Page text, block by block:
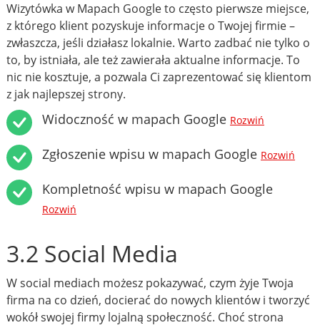
Wizytówka w Mapach Google to często pierwsze miejsce,
z którego klient pozyskuje informacje o Twojej firmie –
zwłaszcza, jeśli działasz lokalnie. Warto zadbać nie tylko o
to, by istniała, ale też zawierała aktualne informacje. To
nic nie kosztuje, a pozwala Ci zaprezentować się klientom
z jak najlepszej strony.
Widoczność w mapach Google Rozwiń
Zgłoszenie wpisu w mapach Google Rozwiń
Kompletność wpisu w mapach Google
Rozwiń
3.2 Social Media
W social mediach możesz pokazywać, czym żyje Twoja
firma na co dzień, docierać do nowych klientów i tworzyć
wokół swojej firmy lojalną społeczność. Choć strona